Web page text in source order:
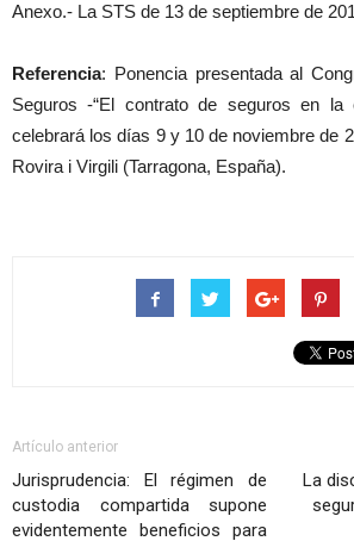
Anexo.- La STS de 13 de septiembre de
Referencia: Ponencia presentada al
Seguros -“El contrato de seguros en la
celebrará los días 9 y 10 de noviembre de
Rovira i Virgili (Tarragona, España).
Artículo anterior
Jurisprudencia: El régimen de
custodia compartida supone
evidentemente beneficios para
La